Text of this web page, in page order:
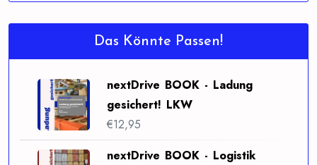
Das Könnte Passen!
nextDrive BOOK - Ladung
gesichert! LKW
€12,95
nextDrive BOOK - Logistik